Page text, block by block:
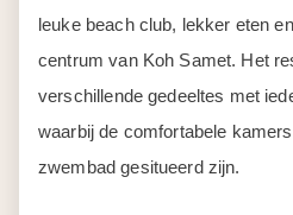
leuke beach club, lekker eten
centrum van Koh Samet. Het
verschillende gedeeltes met
waarbij de comfortabele
zwembad gesitueerd zijn.